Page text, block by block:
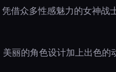
借众多性感魅力的女神战
丽的角色设计加上出色的